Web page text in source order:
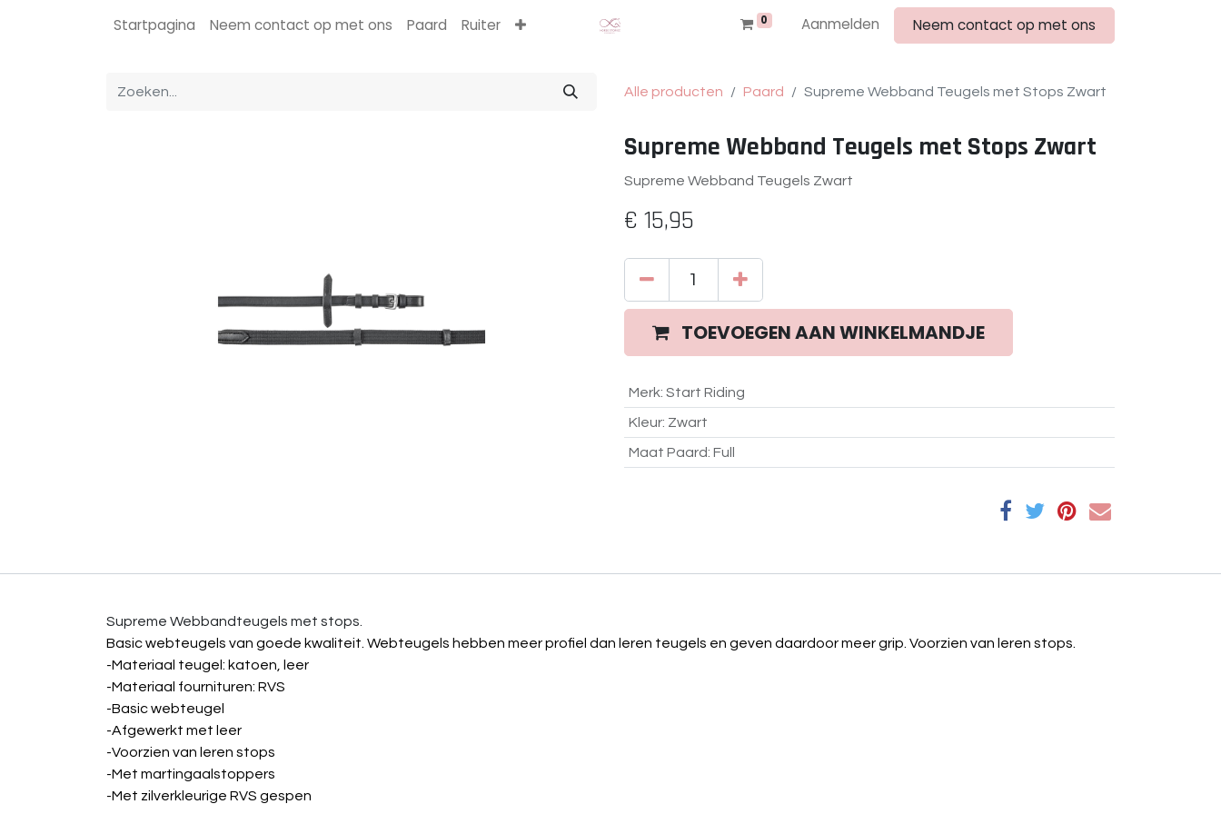
0 Aanmelden Neem contact op met ons
Startpagina Neem contact op met ons Paard Ruiter
Alle producten Paard Supreme Webband Teugels met Stops Zwart
Supreme Webband Teugels met Stops Zwart
Supreme Webband Teugels Zwart
€ 15,95
TOEVOEGEN AAN WINKELMANDJE
Merk: Start Riding
Kleur: Zwart
Maat Paard: Full
Supreme Webbandteugels met stops.
Basic webteugels van goede kwaliteit. Webteugels hebben meer profiel dan leren teugels en geven daardoor meer grip. Voorzien van leren stops.
-Materiaal teugel: katoen, leer
-Materiaal fournituren: RVS
-Basic webteugel
-Afgewerkt met leer
-Voorzien van leren stops
-Met martingaalstoppers
-Met zilverkleurige RVS gespen